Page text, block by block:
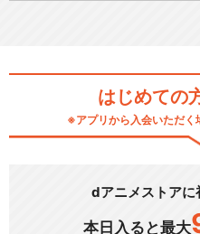
はじめての
※アプリから入会いただく
dアニメストア
本日入ると最大